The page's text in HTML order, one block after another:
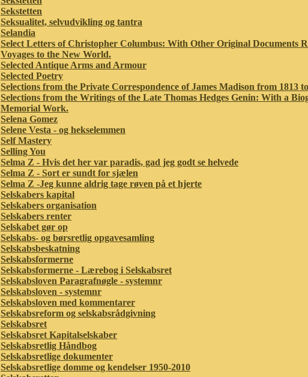
Sekstetten
Seksualitet, selvudvikling og tantra
Selandia
Select Letters of Christopher Columbus: With Other Original Documents
Voyages to the New World.
Selected Antique Arms and Armour
Selected Poetry
Selections from the Private Correspondence of James Madison from 1813
Selections from the Writings of the Late Thomas Hedges Genin: With a
Memorial Work.
Selena Gomez
Selene Vesta - og hekselemmen
Self Mastery
Selling You
Selma Z - Hvis det her var paradis, gad jeg godt se helvede
Selma Z - Sort er sundt for sjælen
Selma Z -Jeg kunne aldrig tage røven på et hjerte
Selskabers kapital
Selskabers organisation
Selskabers renter
Selskabet gør op
Selskabs- og børsretlig opgavesamling
Selskabsbeskatning
Selskabsformerne
Selskabsformerne - Lærebog i Selskabsret
Selskabsloven Paragrafnøgle - systemnr
Selskabsloven - systemnr
Selskabsloven med kommentarer
Selskabsreform og selskabsrådgivning
Selskabsret
Selskabsret Kapitalselskaber
Selskabsretlig Håndbog
Selskabsretlige dokumenter
Selskabsretlige domme og kendelser 1950-2010